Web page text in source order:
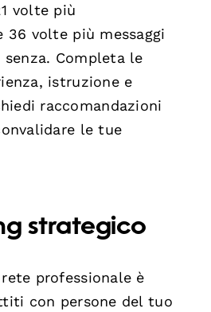
volte più
36 volte più messaggi
Completa le
istruzione e
raccomandazioni
le tue
strategico
professionale è
con persone del tuo